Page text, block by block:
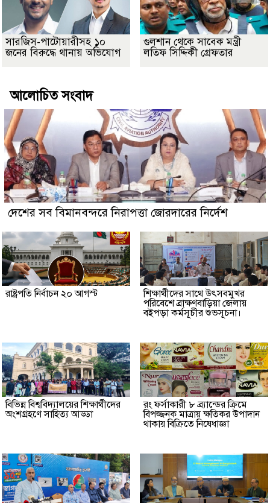
সারজিস-পাটোয়ারীসহ ১০
জনের বিরুদ্ধে থানায় অভিযোগ
গুলশান থেকে সাবেক মন্ত্রী
লতিফ সিদ্দিকী গ্রেফতার
আলোচিত সংবাদ
দেশের সব বিমানবন্দরে নিরাপত্তা জোরদারের নির্দেশ
রাষ্ট্রপতি নির্বাচন ২০ আগস্ট
শিক্ষার্থীদের সাথে উৎসবমুখর
পরিবেশে ব্রাক্ষণবাড়িয়া জেলায়
বইপড়া কর্মসূচীর শুভসূচনা।
বিভিন্ন বিশ্ববিদ্যালয়ের শিক্ষার্থীদের
অংশগ্রহণে সাহিত্য আড্ডা
রং ফর্সাকারী ৮ ব্র্যান্ডের ক্রিমে
বিপজ্জনক মাত্রায় ক্ষতিকর উপাদান
থাকায় বিক্রিতে নিষেধাজ্ঞা